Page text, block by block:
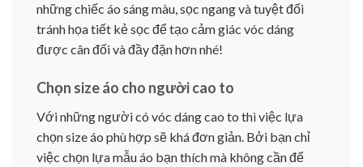
những chiếc áo sáng màu, sọc ngang và tuyệt đối
tránh họa tiết kẻ sọc để tạo cảm giác vóc dáng
được cân đối và đầy đặn hơn nhé!
Chọn size áo cho người cao to
Với những người có vóc dáng cao to thì việc lựa
chọn size áo phù hợp sẽ khá đơn giản. Bởi bạn chỉ
việc chọn lựa mẫu áo bạn thích mà không cần để